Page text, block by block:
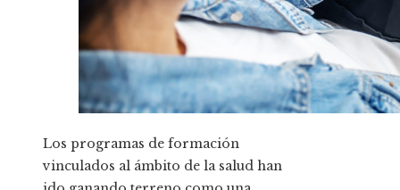
Los programas de formación
vinculados al ámbito de la salud han